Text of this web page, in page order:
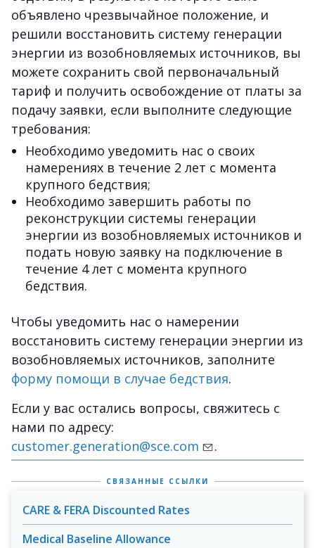
объявлено чрезвычайное положение, и
решили восстановить систему генерации
энергии из возобновляемых источников, вы
можете сохранить свой первоначальный
тариф и получить освобождение от платы за
подачу заявки, если выполните следующие
требования:
Необходимо уведомить нас о своих
намерениях в течение 2 лет с момента
крупного бедствия;
Необходимо завершить работы по
реконструкции системы генерации
энергии из возобновляемых источников и
подать новую заявку на подключение в
течение 4 лет с момента крупного
бедствия.
Чтобы уведомить нас о намерении
восстановить систему генерации энергии из
возобновляемых источников, заполните
форму помощи в случае бедствия.
Если у вас остались вопросы, свяжитесь с
нами по адресу:
customer.generation@sce.com
.
СВЯЗАННЫЕ ССЫЛКИ
CARE & FERA Discounted Rates
Medical Baseline Allowance